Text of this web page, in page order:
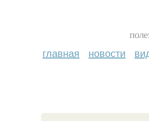
главная новости